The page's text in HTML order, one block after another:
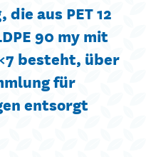
aus PET 12
90 my mit
besteht, über
für
entsorgt